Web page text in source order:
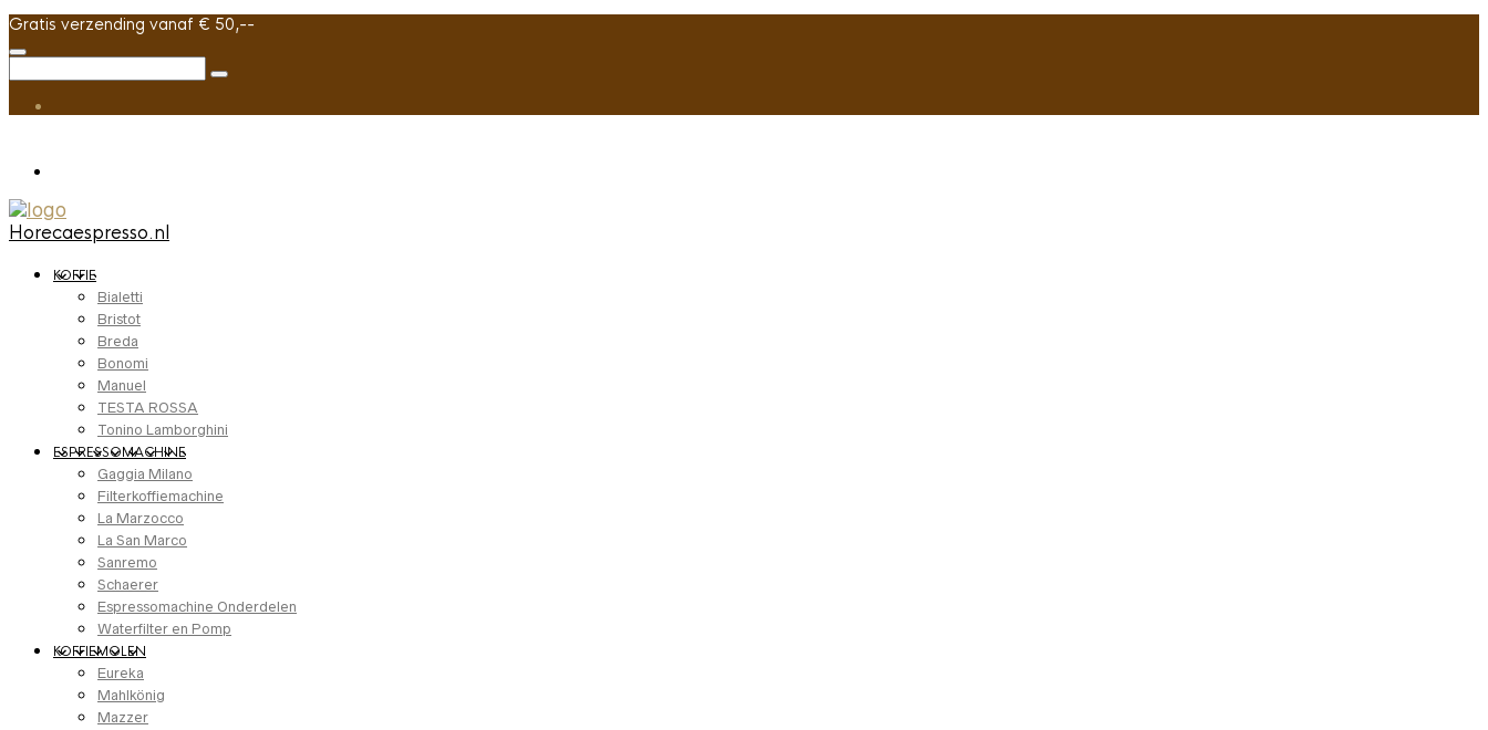
Gratis verzending vanaf € 50,--
Horecaespresso.nl
KOFFIE
Bialetti
Bristot
Breda
Bonomi
Manuel
TESTA ROSSA
Tonino Lamborghini
ESPRESSOMACHINE
Gaggia Milano
Filterkoffiemachine
La Marzocco
La San Marco
Sanremo
Schaerer
Espressomachine Onderdelen
Waterfilter en Pomp
KOFFIEMOLEN
Eureka
Mahlkönig
Mazzer